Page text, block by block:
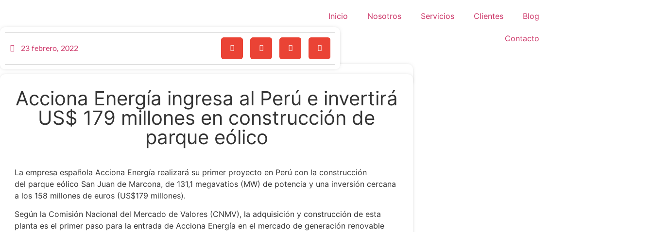
Inicio Nosotros Servicios Clientes Blog
Contacto
23 febrero, 2022
Acciona Energía ingresa al Perú e invertirá
US$ 179 millones en construcción de
parque eólico
La empresa española Acciona Energía realizará su primer proyecto en Perú con la construcción
del parque eólico San Juan de Marcona, de 131,1 megavatios (MW) de potencia y una inversión cercana
a los 158 millones de euros (US$179 millones).
Según la Comisión Nacional del Mercado de Valores (CNMV), la adquisición y construcción de esta
planta es el primer paso para la entrada de Acciona Energía en el mercado de generación renovable